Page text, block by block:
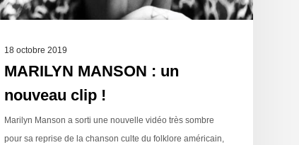
18 octobre 2019
MARILYN MANSON : un
nouveau clip !
Marilyn Manson a sorti une nouvelle vidéo très sombre
pour sa reprise de la chanson culte du folklore américain,